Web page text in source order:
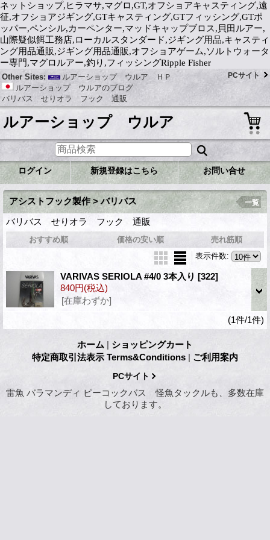
ネットショップ,ヒラマサ,マグロ,GT,オフショアキャスティング,遠
征,オフショアジギング,GTキャスティング,GTフィッシング,GTポ
ッパー,ペンシル,カーペンター,マッドキャップブロス,貝田ルアー,
山際疑似餌工務店,ローカルスタンダード,ジギング用品,キャスティ
ング用品通販,ジギング用品通販,オフショアゲーム,ソルトウォータ
ー専門,マグロルアー,釣り,フィッシングRipple Fisher
Other Sites:
ルアーショップ ウルア ＨＰ
ルアーショップ ウルアのブログ
バリバス せりオラ フック 通販
PCサイト
ルアーショップ ウルア
ログイン 新規登録はこちら お問い合せ
アシストフック製作 > バリバス
バリバス せりオラ フック 通販
一覧
おすすめ順 価格の安い順
売れ筋順
表示件数:
VARIVAS SERIOLA #4/0 3本入り [322]
840円(税込)
[在庫わずか]
(1件/1件)
ホーム | ショッピングカート
特定商取引法表示 Terms&Conditions | ご利用案内
PCサイト
雷魚 バラマンディ ピーコックバス 怪魚タックルも、多数在庫
しております。